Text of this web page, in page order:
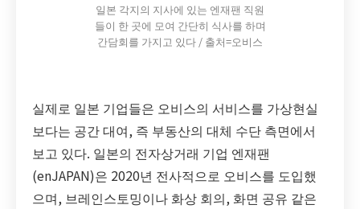
일본 각지의 지사에 있는 엔재팬 직원
들이 한 곳에 모여 간단히 식사를 하며
간담회를 가지고 있다 / 출처=오비스
실제로 일본 기업들은 오비스의 서비스를 가상현실
보다는 공간 대여, 즉 부동산의 대체 수단 측면에서
보고 있다. 일본의 전자상거래 기업 엔재팬
(enJAPAN)은 2020년 전사적으로 오비스를 도입했
으며, 브레인스토밍이나 화상 회의, 화면 공유 같은